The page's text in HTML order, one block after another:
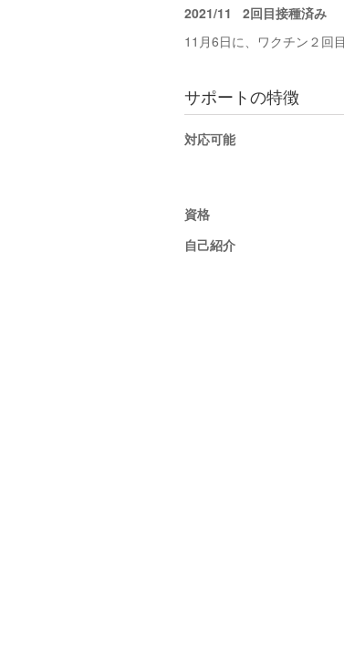
2021/11
2回目接種済み
11月6日に、ワクチン２回
サポートの特徴
対応可能
資格
自己紹介